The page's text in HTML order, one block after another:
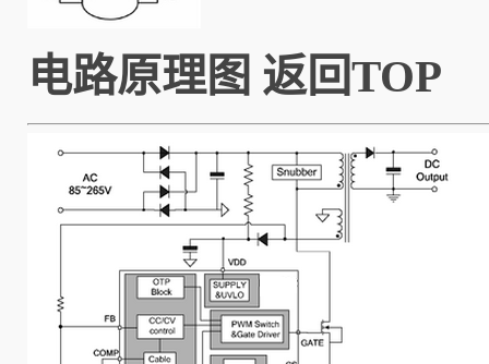
电路原理图 返回TOP